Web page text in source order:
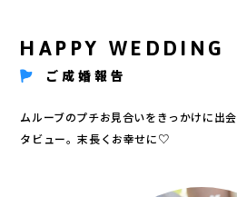
HAPPY WEDDING
ご成婚報告
ムルーブのプチお見合いをきっかけに出
タビュー。末長くお幸せに♡